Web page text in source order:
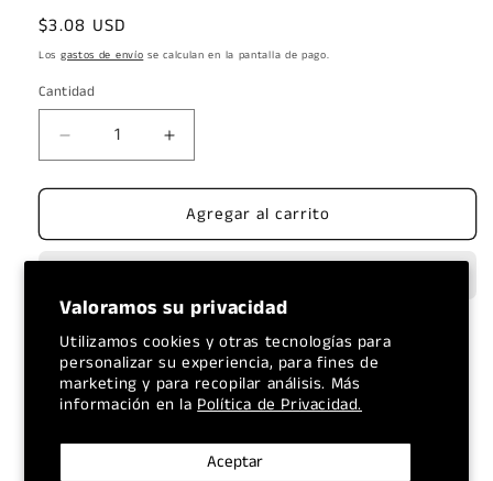
Valoramos su privacidad
Utilizamos cookies y otras tecnologías para
personalizar su experiencia, para fines de
marketing y para recopilar análisis. Más
información en la Política de Privacidad.
Aceptar
Precio
habitual
$3.08 USD
Los gastos de envío se calculan en la pantalla de pago.
Cantidad
Reducir
cantidad
para
REPUESTO
AMBIENTAL
TOUCH
(4500)
Aumentar
cantidad
para
SIMONIZ
REPUESTO
AMBIENTAL
TOUCH
(4500)
Agregar al carrito